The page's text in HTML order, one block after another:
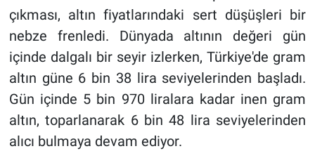
çıkması, altın fiyatlarındaki sert düşüşleri bir
nebze frenledi. Dünyada altının değeri gün
içinde dalgalı bir seyir izlerken, Türkiye'de gram
altın güne 6 bin 38 lira seviyelerinden başladı.
Gün içinde 5 bin 970 liralara kadar inen gram
altın, toparlanarak 6 bin 48 lira seviyelerinden
alıcı bulmaya devam ediyor.